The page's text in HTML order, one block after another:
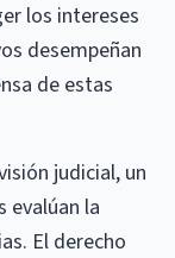
los intereses
desempeñan
de estas
judicial, un
evalúan la
El derecho